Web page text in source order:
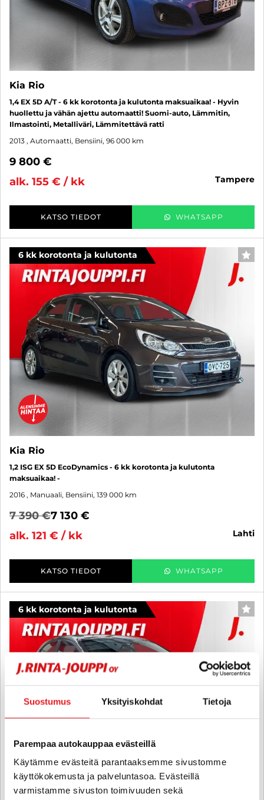
Suostumus Yksityiskohdat Tietoja
Parempaa autokauppaa evästeillä
Käytämme evästeitä parantaaksemme sivustomme
käyttökokemusta ja palveluntasoa. Evästeillä
varmistamme sivuston toimivuuden sekä
Kia Rio
1,4 EX 5D A/T - 6 kk korotonta ja kulutonta maksuaikaa! - Hyvin
huollettu ja vähän ajettu automaatti! Suomi-auto, Lämmitin,
Ilmastointi, Metalliväri, Lämmitettävä ratti
2013 , Automaatti, Bensiini, 96 000 km
9 800 €
alk. 155 € / kk
tampere
KATSO TIEDOT WHATSAPP
6 kk korotonta ja kulutonta
Kia Rio
1,2 ISG EX 5D EcoDynamics - 6 kk korotonta ja kulutonta
maksuaikaa! -
2016 , Manuaali, Bensiini, 139 000 km
7 390 €7 130 €
alk. 121 € / kk
lahti
KATSO TIEDOT WHATSAPP
6 kk korotonta ja kulutonta